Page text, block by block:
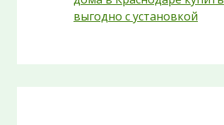
выгодно с установкой